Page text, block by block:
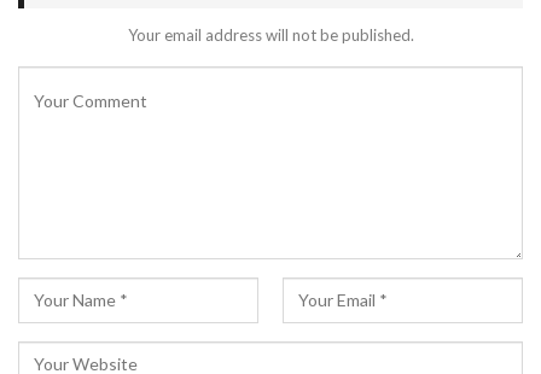
Your email address will not be published.